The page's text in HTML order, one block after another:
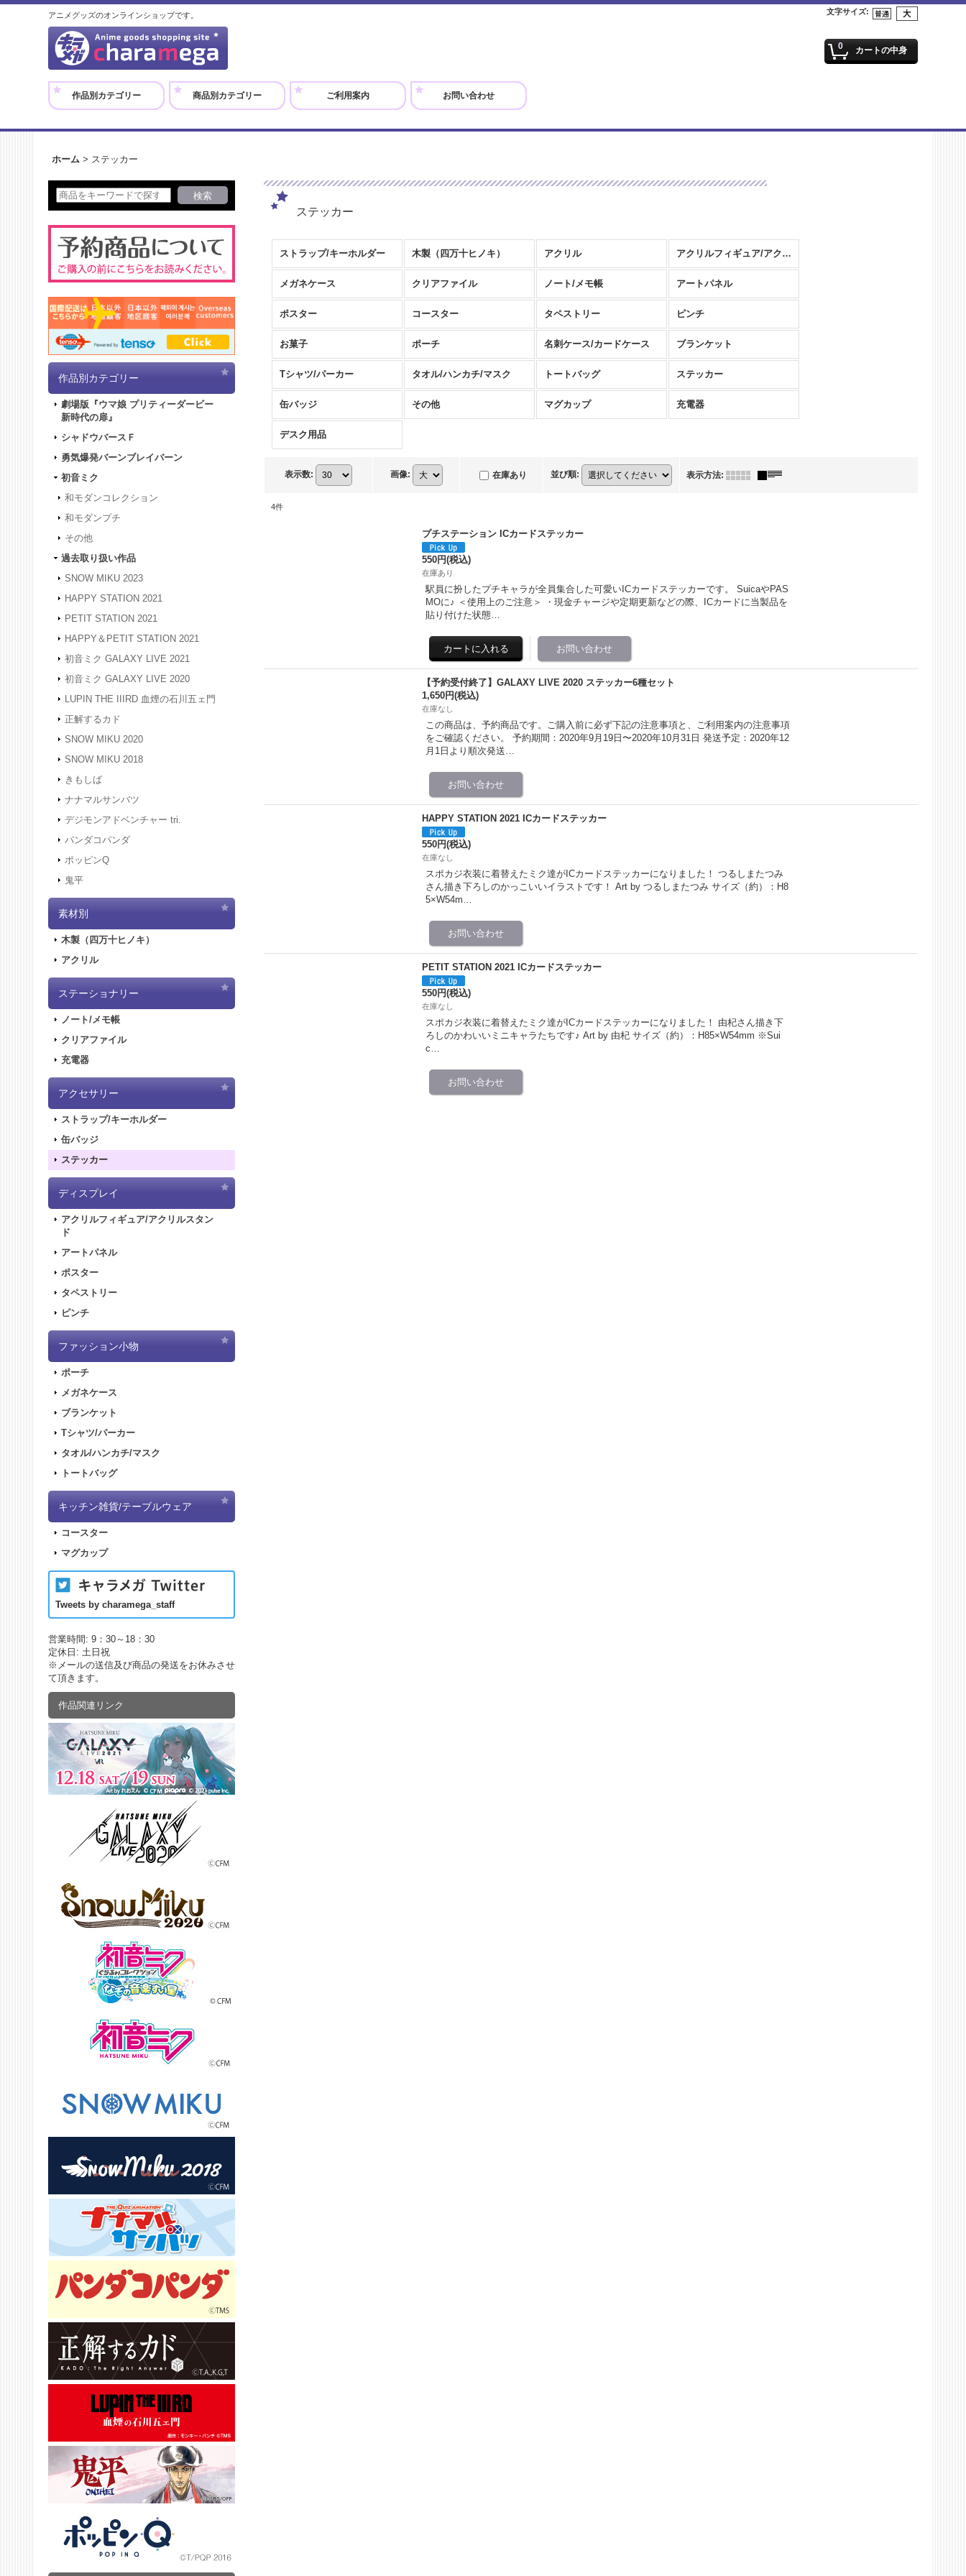
アニメグッズのオンラインショップです。 文字サイズ:
0 カートの中身
作品別カテゴリー 商品別カテゴリー ご利用案内 お問い合わせ
ホーム > ステッカー
作品別カテゴリー
劇場版『ウマ娘 プリティーダービー
新時代の扉』
シャドウバースＦ
勇気爆発バーンブレイバーン
初音ミク
和モダンコレクション
和モダンプチ
その他
過去取り扱い作品
SNOW MIKU 2023
HAPPY STATION 2021
PETIT STATION 2021
HAPPY＆PETIT STATION 2021
初音ミク GALAXY LIVE 2021
初音ミク GALAXY LIVE 2020
LUPIN THE IIIRD 血煙の石川五ェ門
正解するカド
SNOW MIKU 2020
SNOW MIKU 2018
きもしば
ナナマルサンバツ
デジモンアドベンチャー tri.
パンダコパンダ
ポッピンQ
鬼平
素材別
木製（四万十ヒノキ）
アクリル
ステーショナリー
ノート/メモ帳
クリアファイル
充電器
アクセサリー
ストラップ/キーホルダー
缶バッジ
ステッカー
ディスプレイ
アクリルフィギュア/アクリルスタン
ド
アートパネル
ポスター
タペストリー
ピンチ
ファッション小物
ポーチ
メガネケース
ブランケット
Tシャツ/パーカー
タオル/ハンカチ/マスク
トートバッグ
キッチン雑貨/テーブルウェア
コースター
マグカップ
Tweets by charamega_staff
営業時間: 9：30～18：30
定休日: 土日祝
※メールの送信及び商品の発送をお休みさせ
て頂きます。
作品関連リンク
ステッカー
ストラップ/キーホルダー 木製（四万十ヒノキ） アクリル アクリルフィギュア/アクリルスタンド
メガネケース クリアファイル ノート/メモ帳 アートパネル
ポスター コースター タペストリー ピンチ
お菓子 ポーチ 名刺ケース/カードケース ブランケット
Tシャツ/パーカー タオル/ハンカチ/マスク トートバッグ ステッカー
缶バッジ その他 マグカップ 充電器
デスク用品
表示数: 画像: 在庫あり 並び順: 表示方法:
4件
プチステーション ICカードステッカー
550円(税込)
在庫あり
駅員に扮したプチキャラが全員集合した可愛いICカードステッカーです。 SuicaやPAS
MOに♪ ＜使用上のご注意＞ ・現金チャージや定期更新などの際、ICカードに当製品を
貼り付けた状態…
【予約受付終了】GALAXY LIVE 2020 ステッカー6種セット
1,650円(税込)
在庫なし
この商品は、予約商品です。ご購入前に必ず下記の注意事項と、ご利用案内の注意事項
をご確認ください。 予約期間：2020年9月19日〜2020年10月31日 発送予定：2020年12
月1日より順次発送…
HAPPY STATION 2021 ICカードステッカー
550円(税込)
在庫なし
スポカジ衣装に着替えたミク達がICカードステッカーになりました！ つるしまたつみ
さん描き下ろしのかっこいいイラストです！ Art by つるしまたつみ サイズ（約）：H8
5×W54m…
PETIT STATION 2021 ICカードステッカー
550円(税込)
在庫なし
スポカジ衣装に着替えたミク達がICカードステッカーになりました！ 由杞さん描き下
ろしのかわいいミニキャラたちです♪ Art by 由杞 サイズ（約）：H85×W54mm ※Sui
c…